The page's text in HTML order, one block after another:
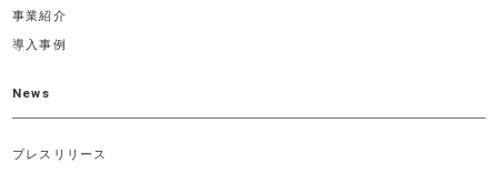
事業紹介
導入事例
News
プレスリリース